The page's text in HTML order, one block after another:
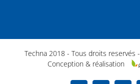
Techna 2018 - Tous droits reservés -
Conception & réalisation